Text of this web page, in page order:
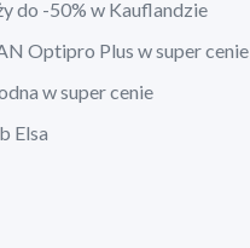
do -50% w Kauflandzie
Optipro Plus w super cenie
w super cenie
Elsa